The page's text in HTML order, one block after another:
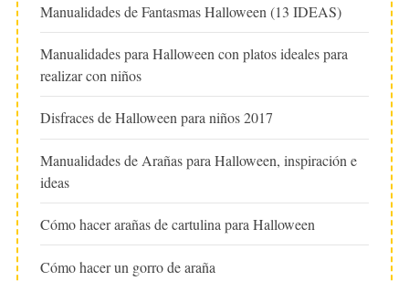
Manualidades de Fantasmas Halloween (13 IDEAS)
Manualidades para Halloween con platos ideales para
realizar con niños
Disfraces de Halloween para niños 2017
Manualidades de Arañas para Halloween, inspiración e
ideas
Cómo hacer arañas de cartulina para Halloween
Cómo hacer un gorro de araña